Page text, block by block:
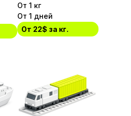
От 1 кг
От 1 дней
От 22$ за кг.